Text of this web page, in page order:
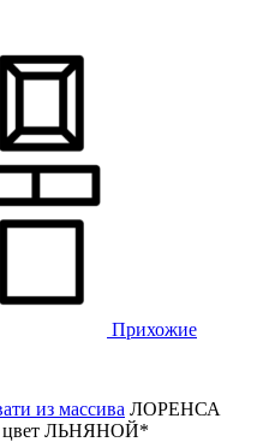
Прихожие
из массива ЛОРЕНСА
цвет ЛЬНЯНОЙ*